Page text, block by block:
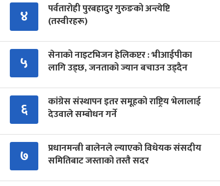
४
पर्वतारोही पुरबहादुर गुरुङको अन्त्येष्टि
(तस्वीरहरू)
५
सेनाको नाइटभिजन हेलिकप्टर : भीआईपीका
लागि उड्छ, जनताको ज्यान बचाउन उड्दैन
६
कांग्रेस संस्थापन इतर समूहको राष्ट्रिय भेलालाई
देउवाले सम्बोधन गर्ने
७
प्रधानमन्त्री बालेनले ल्याएको विधेयक संसदीय
समितिबाट जस्ताको तस्तै सदर